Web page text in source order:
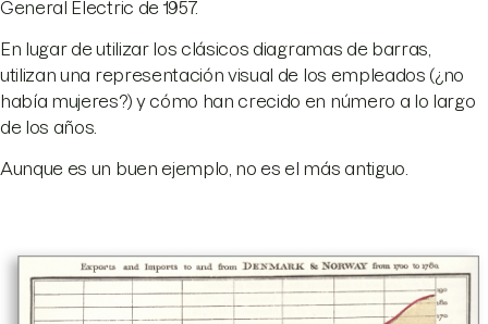
General Electric de 1957.
En lugar de utilizar los clásicos diagramas de barras,
utilizan una representación visual de los empleados (¿no
había mujeres?) y cómo han crecido en número a lo largo
de los años.
Aunque es un buen ejemplo, no es el más antiguo.